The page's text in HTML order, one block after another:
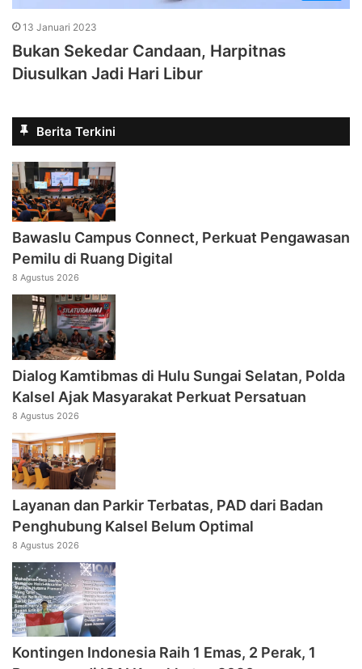
13 Januari 2023
Bukan Sekedar Candaan, Harpitnas
Diusulkan Jadi Hari Libur
Berita Terkini
Bawaslu Campus Connect, Perkuat Pengawasan
Pemilu di Ruang Digital
8 Agustus 2026
Dialog Kamtibmas di Hulu Sungai Selatan, Polda
Kalsel Ajak Masyarakat Perkuat Persatuan
8 Agustus 2026
Layanan dan Parkir Terbatas, PAD dari Badan
Penghubung Kalsel Belum Optimal
8 Agustus 2026
Kontingen Indonesia Raih 1 Emas, 2 Perak, 1